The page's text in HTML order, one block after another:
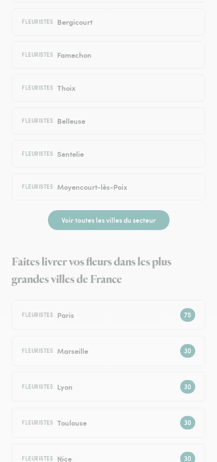
FLEURISTES Bergicourt
FLEURISTES Famechon
FLEURISTES Thoix
FLEURISTES Belleuse
FLEURISTES Sentelie
FLEURISTES Moyencourt-lès-Poix
Voir toutes les villes du secteur
Faites livrer vos fleurs dans les plus
grandes villes de France
FLEURISTES Paris
FLEURISTES Marseille
FLEURISTES Lyon
FLEURISTES Toulouse
FLEURISTES Nice